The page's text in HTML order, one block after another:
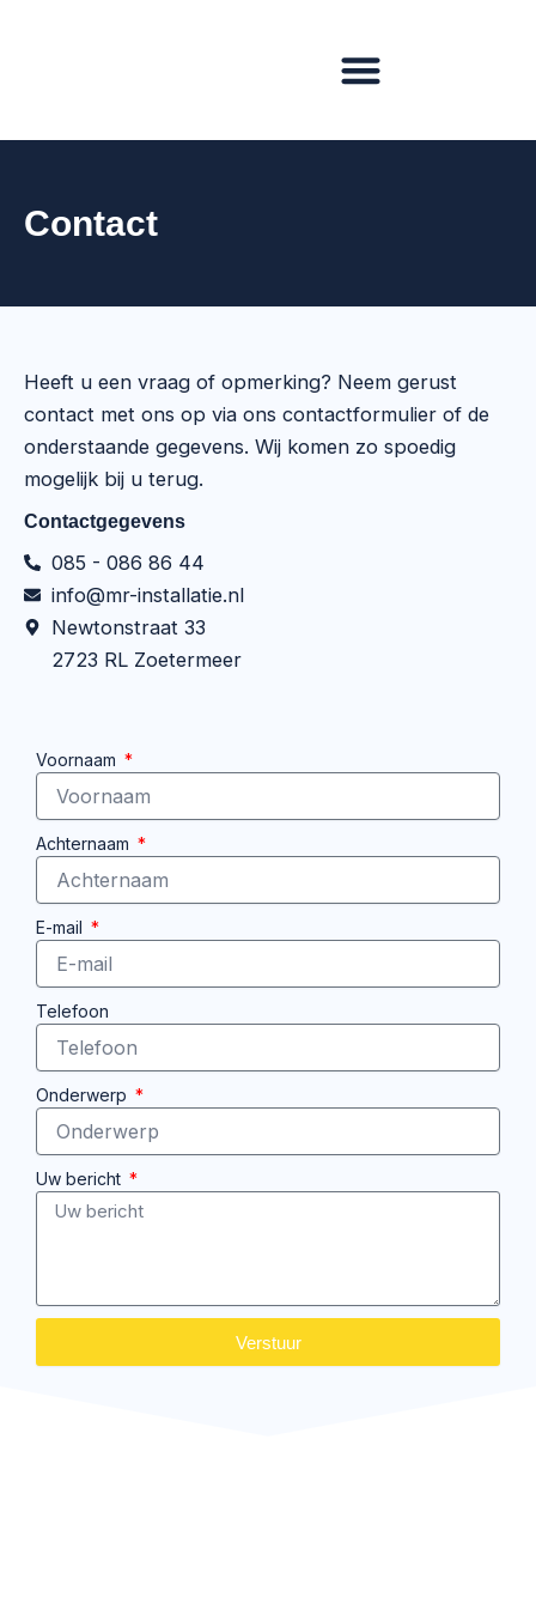
Contact
Voornaam
Achternaam
E-mail
Telefoon
Onderwerp
Uw bericht
Verstuur
Heeft u een vraag of opmerking? Neem gerust
contact met ons op via ons contactformulier of de
onderstaande gegevens. Wij komen zo spoedig
mogelijk bij u terug.
Contactgegevens
085 - 086 86 44
info@mr-installatie.nl
Newtonstraat 33
2723 RL Zoetermeer